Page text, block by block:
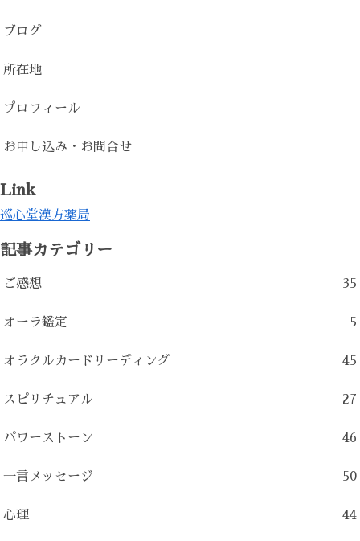
ブログ
所在地
プロフィール
お申し込み・お問合せ
Link
巡心堂漢方薬局
記事カテゴリー
ご感想 35
オーラ鑑定 5
オラクルカードリーディング 45
スピリチュアル 27
パワーストーン 46
一言メッセージ 50
心理 44